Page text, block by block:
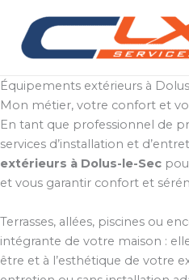
contenu
Équipements extérieurs à
Mon métier, votre confort et
En tant que professionnel de
services d’installation et
extérieurs à Dolus-le-Sec
et vous garantir confort et
Terrasses, allées, piscines ou
intégrante de votre maison :
être et à l’esthétique de votre